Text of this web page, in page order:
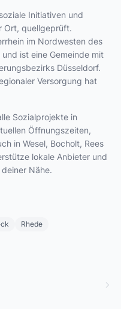
soziale Initiativen und
Ort, quellgeprüft.
im Nordwesten des
ist eine Gemeinde mit
Düsseldorf.
Versorgung hat
Sozialprojekte in
Öffnungszeiten,
in Wesel, Bocholt, Rees
lokale Anbieter und
Nähe.
Rhede